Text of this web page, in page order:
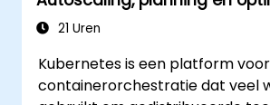
binnen een Kubernetes-
van resources
21 Uren
Kubernetes is een platform voor
containerorchestratie dat veel